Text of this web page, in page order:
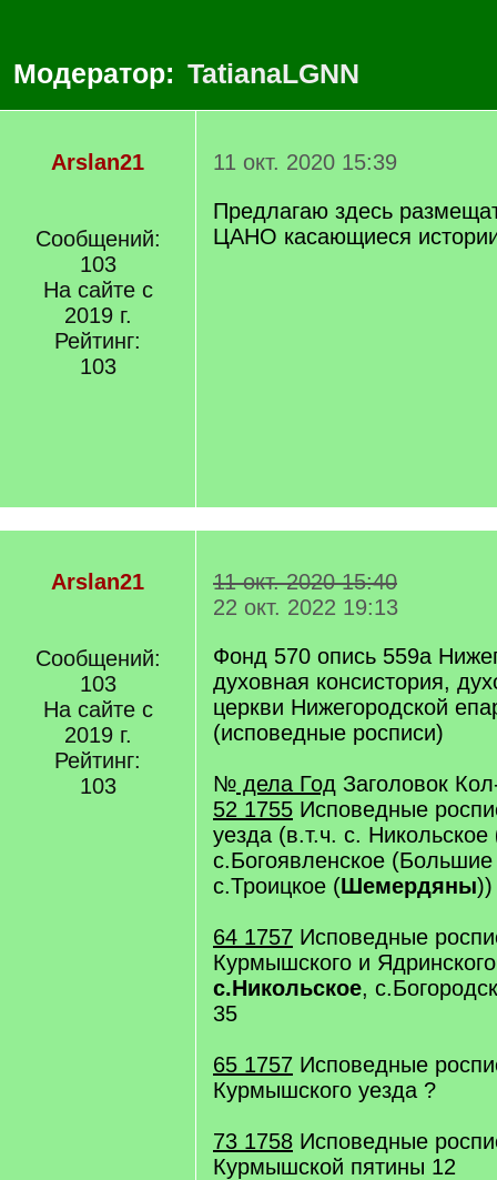
Модератор: TatianaLGNN
Arslan21
Сообщений:
103
На сайте с
2019 г.
Рейтинг:
103
11 окт. 2020 15:39
Предлагаю здесь
ЦАНО касающиеся
Arslan21
Сообщений:
103
На сайте с
2019 г.
Рейтинг:
103
11 окт. 2020 15:40
22 окт. 2022 19:13
Фонд 570 опись 559а
духовная консистория,
церкви Нижегородской
(исповедные росписи)
№ дела Год Заголовок
52 1755 Исповедные
уезда (в.т.ч. с. Никольское
с.Богоявленское
с.Троицкое (Шемердяны))
64 1757 Исповедные
Курмышского и
с.Никольское,
35
65 1757 Исповедные
Курмышского уезда ?
73 1758 Исповедные
Курмышской пятины 12